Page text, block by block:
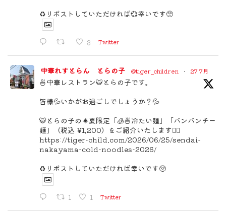
♻️リポストしていただければ💞幸いです🥺
3 Twitter
中華れすとらん とらの子 @tiger_children · 27 7月
🍜中華レストラン🐯とらの子です。
皆様💦いかがお過ごしでしょうか？💦
🐯とらの子の☀️夏限定「🧊🍜冷たい麺」「バンバンチー
麺」（税込 ¥1,200）をご紹介いたします🙇‍♂️
https://tiger-child.com/2026/06/25/sendai-
nakayama-cold-noodles-2026/
♻️リポストしていただければ幸いです🥺
1 1 Twitter